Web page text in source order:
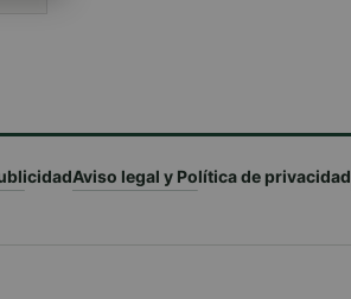
Aviso legal y Política de privacidad